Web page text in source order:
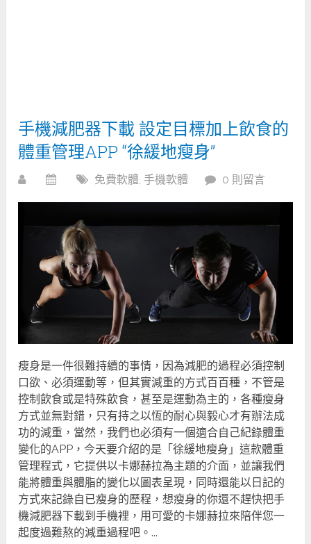
手機減肥器下載 設定目標加上飲食的
體重管理APP “徐緩地瘦身”
免費軟體, 手機軟體 0 則留言
瘦身是一件很難持續的事情，因為減肥的過程必須控制
口欲、必須運動等，但其實減重的方式百百種，不管是
控制飲食或是特殊飲食，甚至是運動為主的，各種瘦身
方式並無對錯，只有持之以恆的耐心與毅心才有辦法成
功的減重，當然，我們也必須有一個適合自己紀錄體重
變化的APP，今天要介紹的是「徐緩地瘦身」這款體重
管理程式，它提供以卡娜赫拉為主題的介面，並讓我們
能將體重與體脂的變化以圖表呈現，同時還能以日記的
方式來記錄自已瘦身的歷程，想瘦身的你還不趕快把手
機減肥器下載到手機裡，用可愛的卡娜赫拉來陪伴您一
起度過難熬的減重過程吧。...